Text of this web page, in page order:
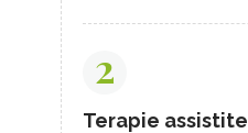
2
Terapie assistite